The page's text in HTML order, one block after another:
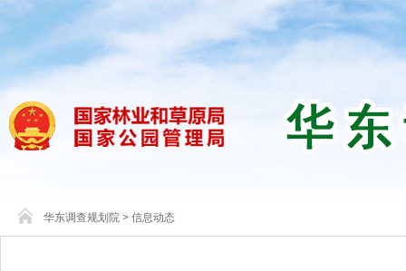
华东调查规划院 > 信息动态